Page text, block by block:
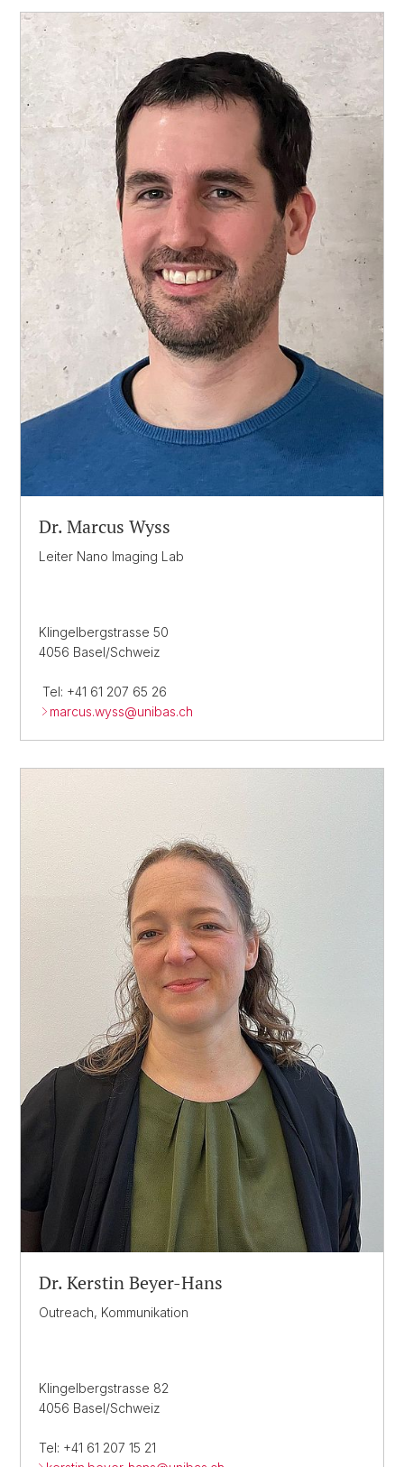
Dr. Marcus Wyss
Leiter Nano Imaging Lab
Klingelbergstrasse 50
4056 Basel/Schweiz
Tel: +41 61 207 65 26
marcus.wyss@unibas.ch
Dr. Kerstin Beyer-Hans
Outreach, Kommunikation
Klingelbergstrasse 82
4056 Basel/Schweiz
Tel: +41 61 207 15 21